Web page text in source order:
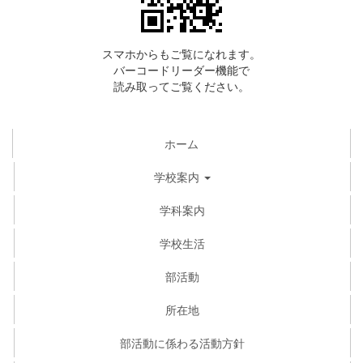
スマホからもご覧になれます。
バーコードリーダー機能で
読み取ってご覧ください。
ホーム
学校案内
学科案内
学校生活
部活動
所在地
部活動に係わる活動方針